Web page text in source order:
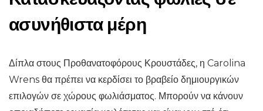
ασυνήθιστα μέρη
Δίπλα στους Προθανατοφόρους Κρουστάδες, η Carolina
Wrens θα πρέπει να κερδίσει το βραβείο δημιουργικών
επιλογών σε χώρους φωλιάσματος. Μπορούν να κάνουν